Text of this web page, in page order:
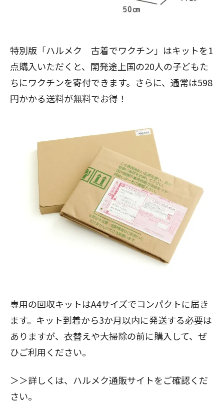
特別版「ハルメク 古着でワクチン」はキットを1
点購入いただくと、開発途上国の20人の子どもた
ちにワクチンを寄付できます。さらに、通常は598
円かかる送料が無料でお得！
専用の回収キットはA4サイズでコンパクトに届き
ます。キット到着から3か月以内に発送する必要は
ありますが、衣替えや大掃除の前に購入して、ぜ
ひご利用ください。
＞＞詳しくは、 ハルメク通販サイトをご確認くだ
さい。